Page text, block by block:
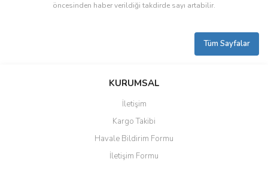
öncesinden haber verildiği takdirde sayı artabilir.
Tüm Sayfalar
KURUMSAL
İletişim
Kargo Takibi
Havale Bildirim Formu
İletişim Formu